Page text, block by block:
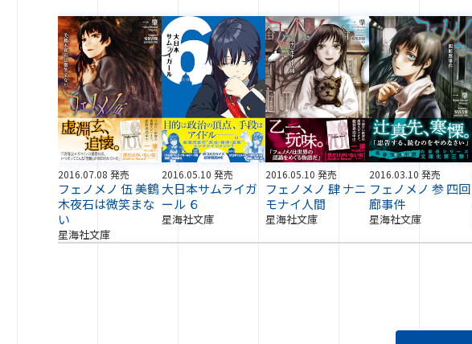
2016.07.08 発売
フェノメノ 伍 美鶴
木夜石は微笑まな
い
星海社文庫
2016.05.10 発売
大日本サムライガ
ール ６
星海社文庫
2016.05.10 発売
フェノメノ 肆 ナニ
モナイ人間
星海社文庫
2016.03.10 発売
フェノメノ 参 四回
廊事件
星海社文庫